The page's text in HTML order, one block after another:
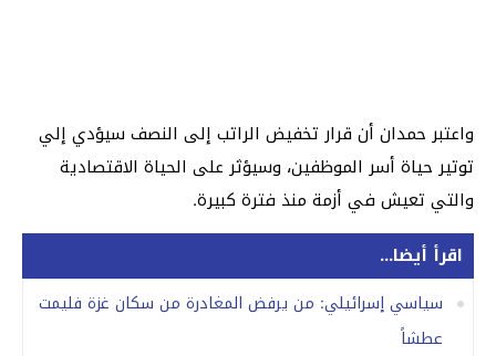
واعتبر حمدان أن قرار تخفيض الراتب إلى النصف سيؤدي إلي
توتير حياة أسر الموظفين، وسيؤثر على الحياة الاقتصادية
والتي تعيش في أزمة منذ فترة كبيرة.
اقرأ أيضا...
سياسي إسرائيلي: من يرفض المغادرة من سكان غزة فليمت
عطشاً